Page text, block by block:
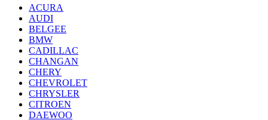
ACURA
AUDI
BELGEE
BMW
CADILLAC
CHANGAN
CHERY
CHEVROLET
CHRYSLER
CITROEN
DAEWOO